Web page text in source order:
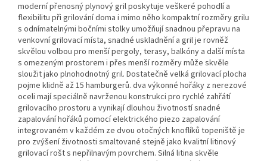
moderní přenosný plynový gril poskytuje veškeré pohodlí a
flexibilitu při grilování doma i mimo něho kompaktní rozměry grilu
s odnímatelnými bočními stolky umožňují snadnou přepravu na
venkovní grilovací místa, snadné uskladnění a gril je rovněž
skvělou volbou pro menší pergoly, terasy, balkóny a další místa
s omezeným prostorem i přes menší rozměry může skvěle
sloužit jako plnohodnotný gril. Dostatečně velká grilovací plocha
pojme klidně až 15 hamburgerů. dva výkonné hořáky z nerezové
oceli mají speciálně navrženou konstrukci pro rychlé zahřátí
grilovacího prostoru a vynikají dlouhou životností snadné
zapalování hořáků pomocí elektrického piezo zapalování
integrovaném v každém ze dvou otočných knoflíků topeniště je
pro zvýšení životnosti smaltované stejně jako kvalitní litinový
grilovací rošt s nepřilnavým povrchem. Silná litina skvěle